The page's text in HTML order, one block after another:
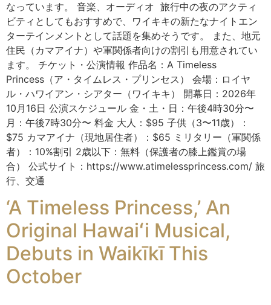
なっています。 音楽、オーディオ 旅行中の夜のアクティ
ビティとしてもおすすめで、ワイキキの新たなナイトエン
ターテインメントとして話題を集めそうです。 また、地元
住民（カマアイナ）や軍関係者向けの割引も用意されてい
ます。 チケット・公演情報 作品名：A Timeless
Princess（ア・タイムレス・プリンセス） 会場：ロイヤ
ル・ハワイアン・シアター（ワイキキ） 開幕日：2026年
10月16日 公演スケジュール 金・土・日：午後4時30分〜
月：午後7時30分〜 料金 大人：$95 子供（3〜11歳）：
$75 カマアイナ（現地居住者）：$65 ミリタリー（軍関係
者）：10%割引 2歳以下：無料（保護者の膝上鑑賞の場
合） 公式サイト：https://www.atimelessprincess.com/ 旅
行、交通
‘A Timeless Princess,’ An
Original Hawaiʻi Musical,
Debuts in Waikīkī This
October